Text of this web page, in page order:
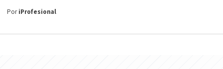
PoriProfesional